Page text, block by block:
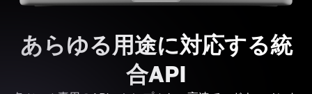
あらゆる用途に対応する統
合API